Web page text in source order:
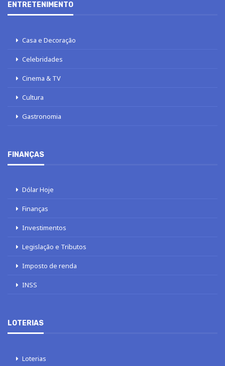
ENTRETENIMENTO
Casa e Decoração
Celebridades
Cinema & TV
Cultura
Gastronomia
FINANÇAS
Dólar Hoje
Finanças
Investimentos
Legislação e Tributos
Imposto de renda
INSS
LOTERIAS
Loterias